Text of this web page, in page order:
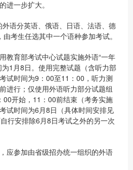
进一步扩大。
语分英语、俄语、日语、法语、德
考生任选其中一个语种参加考试。
育部考试中心试题实施外语“一年
1月8日。使用完整试题（含听力部
试时间为9：00至11：00，听力测
进行；仅使用外语听力部分试题组
00开始，11：00前结束（考务实施
试时间为6月8日（具体时间安排见
行安排除6月8日考试之外的另一次
参加由省级招办统一组织的外语